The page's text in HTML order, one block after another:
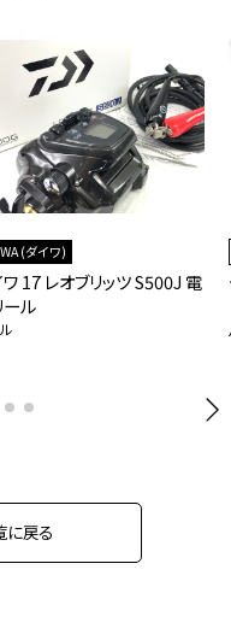
(ダイワ)
ワ 17 レオブリッツ S500J 電
ール
に戻る